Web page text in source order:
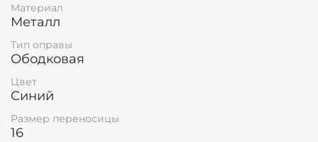
Материал
Металл
Тип оправы
Ободковая
Цвет
Синий
Размер переносицы
16